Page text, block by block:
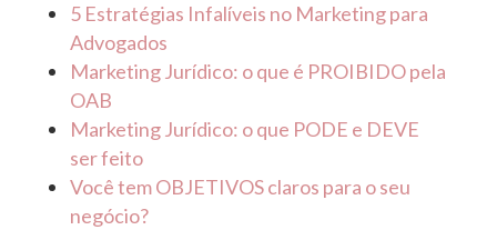
5 Estratégias Infalíveis no Marketing para
Advogados
Marketing Jurídico: o que é PROIBIDO pela
OAB
Marketing Jurídico: o que PODE e DEVE
ser feito
Você tem OBJETIVOS claros para o seu
negócio?